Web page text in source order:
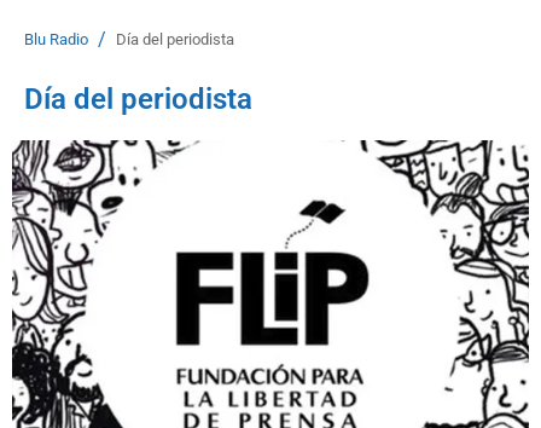
Blu Radio / Día del periodista
Día del periodista